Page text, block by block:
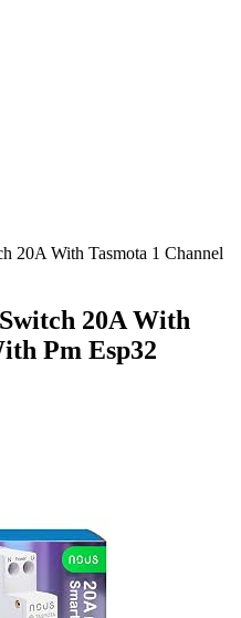
20A With Tasmota 1 Channel
20A With
Pm Esp32